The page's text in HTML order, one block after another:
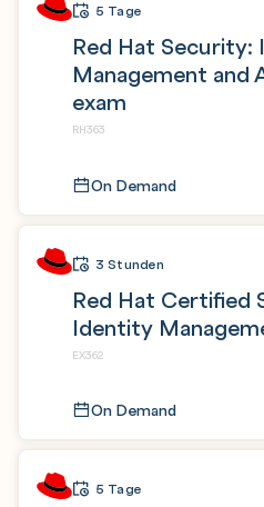
5 Tage
Red Hat
Management
exam
RH363
On Demand
3 Stunden
Red Hat Certified
Identity
EX362
On Demand
5 Tage